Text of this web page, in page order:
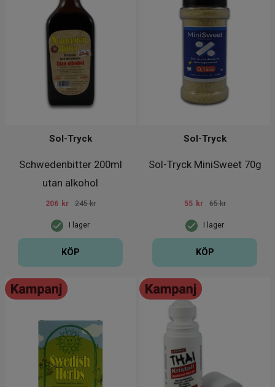
Schwedenbitter 200ml
utan alkohol
Sol-Tryck
I lager
206 kr 245 kr
KÖP
Sol-Tryck MiniSweet 70g
Sol-Tryck
I lager
55 kr 65 kr
KÖP